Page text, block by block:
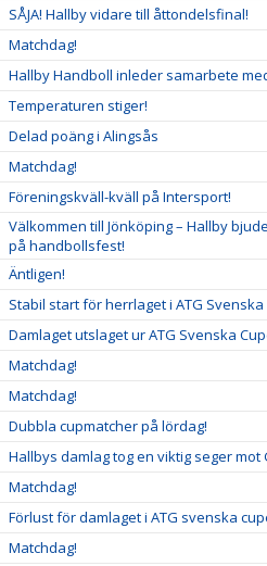
SÅJA! Hallby vidare till åttondelsfinal!
Matchdag!
Hallby Handboll inleder samarbete
Temperaturen stiger!
Delad poäng i Alingsås
Matchdag!
Föreningskväll-kväll på Intersport!
Välkommen till Jönköping – Hallby
på handbollsfest!
Äntligen!
Stabil start för herrlaget i ATG Svenska
Damlaget utslaget ur ATG Svenska
Matchdag!
Matchdag!
Dubbla cupmatcher på lördag!
Hallbys damlag tog en viktig seger mot
Matchdag!
Förlust för damlaget i ATG svenska
Matchdag!